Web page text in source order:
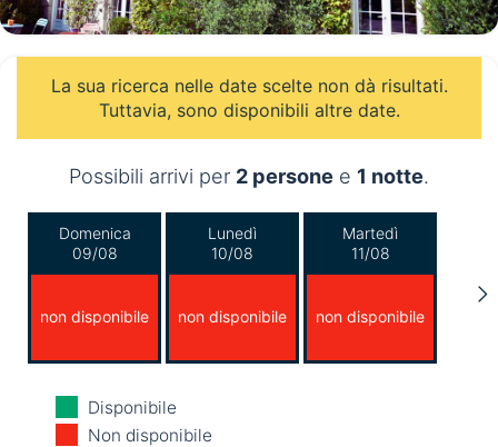
La sua ricerca nelle date scelte non dà risultati.
Tuttavia, sono disponibili altre date.
Possibili arrivi per 2 persone e 1 notte.
Domenica
09/08
non disponibile
Lunedì
10/08
non disponibile
Martedì
11/08
non disponibile
Mercoledì
12/08
Disponibile
Non disponibile